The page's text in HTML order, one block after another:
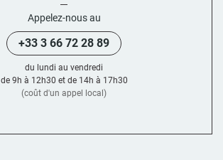
Appelez-nous au
+33 3 66 72 28 89
du lundi au vendredi
de 9h à 12h30 et de 14h à 17h30
(coût d'un appel local)